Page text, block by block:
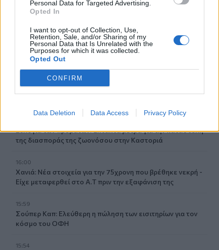
Personal Data for Targeted Advertising.
Opted In
I want to opt-out of Collection, Use,
Retention, Sale, and/or Sharing of my
Personal Data that Is Unrelated with the
Purposes for which it was collected.
Opted Out
CONFIRM
Data Deletion Data Access Privacy Policy
Δήμου Μαλεβιζίου
Μαζικές συνταξιοδοτήσεις το 2026 – Τι οδηγεί χιλιάδες
εργαζόμενους στην πρόωρη έξοδο
16:10
GLOBAL & REGIONAL FOCUS NOTES: Εξελίξεις και
προοπτικές στις αγορές πετρελαίου και φυσικού αερίου
Ευλογιά των προβάτων: Έκτακτα μέτρα για την καταστολή
της διασποράς της ζωονόσου στην Καστοριά
16:00
Χανιά: Νέα στοιχεία για την 75χρονη που βρέθηκε νεκρή -
Είχε μεταφερθεί στο Α.Τ πριν την εξαφάνιση της
15:59
Σούπερ Καπ: Ελεύθερη η πώληση των εισιτηρίων για τον
κόσμο του ΟΦΗ
15:54